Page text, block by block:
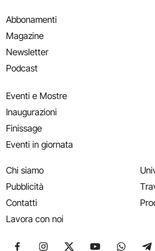
Abbonamenti
Magazine
Newsletter
Podcast
Eventi e Mostre
Inaugurazioni
Finissage
Eventi in giornata
Chi siamo
Pubblicità
Contatti
Lavora con noi
Seguici su Facebook
Seguici su Instagram
Seguici su X
Seguici su
Seguici